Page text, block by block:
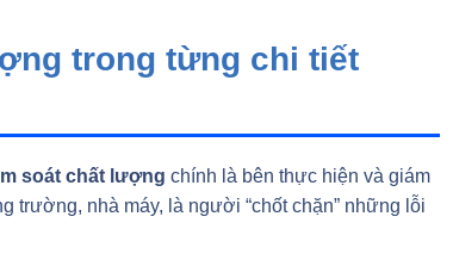
trong từng chi tiết
soát chất lượng chính là bên thực hiện và giám
trường, nhà máy, là người “chốt chặn” những lỗi